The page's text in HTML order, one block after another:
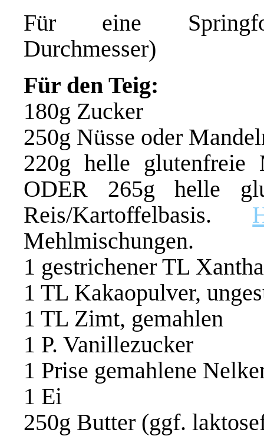
Für eine
Durchmesser)
Für den Teig:
180g Zucker
250g Nüsse oder
220g helle glutenfreie
ODER 265g helle
Reis/Kartoffelbasis.
Mehlmischungen.
1 gestrichener TL
1 TL Kakaopulver,
1 TL Zimt, gemahlen
1 P. Vanillezucker
1 Prise gemahlene
1 Ei
250g Butter (ggf.